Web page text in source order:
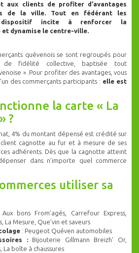
aux clients de profiter d’avantages
de la ville. Tout en fédérant les
dispositif incite à renforcer la
dynamise le centre-ville.
quévenois se sont regroupés pour
de fidélité collective, baptisée tout
». Pour profiter des avantages, vous
des commerçants participants : elle est
la carte « La
?
4% du montant dépensé est crédité sur
cagnotte au fur et à mesure de ses
adhérents. Dès que la cagnotte atteint
dans n’importe quel commerce
utiliser sa
Aux bons From’agés, Carrefour Express,
La Mesure, Que’vin et saveurs
: Peugeot Quéven automobiles
:Bijouterie Gillmann Breizh’ Or,
La boîte à chaussures